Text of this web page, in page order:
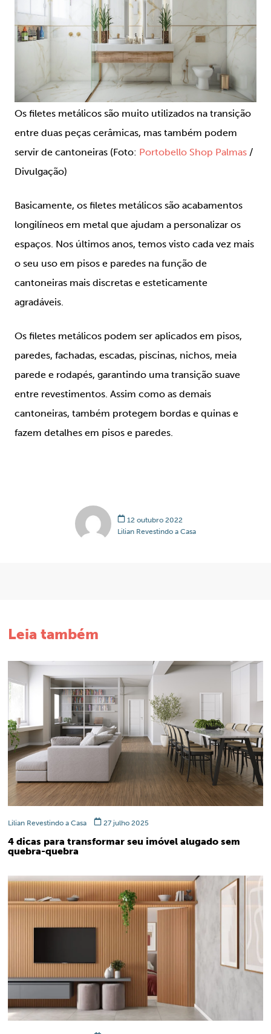
Os filetes metálicos são muito utilizados na transição
entre duas peças cerâmicas, mas também podem
servir de cantoneiras (Foto: Portobello Shop Palmas /
Divulgação)
Basicamente, os filetes metálicos são acabamentos
longilíneos em metal que ajudam a personalizar os
espaços. Nos últimos anos, temos visto cada vez mais
o seu uso em pisos e paredes na função de
cantoneiras mais discretas e esteticamente
agradáveis.
Os filetes metálicos podem ser aplicados em pisos,
paredes, fachadas, escadas, piscinas, nichos, meia
parede e rodapés, garantindo uma transição suave
entre revestimentos. Assim como as demais
cantoneiras, também protegem bordas e quinas e
fazem detalhes em pisos e paredes.
12 outubro 2022
Lilian Revestindo a Casa
Leia também
Lilian Revestindo a Casa 27 julho 2025
4 dicas para transformar seu imóvel alugado sem
quebra-quebra